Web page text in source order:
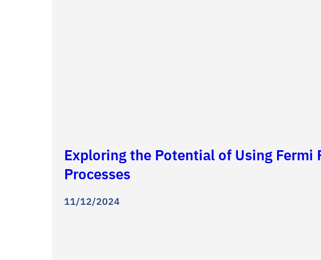
Exploring the Potential of Using
Processes
11/12/2024